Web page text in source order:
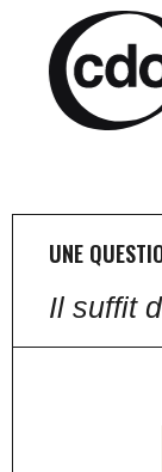
UNE
Il suffit